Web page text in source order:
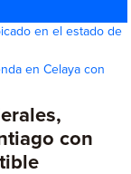
en el estado de
en Celaya con
con